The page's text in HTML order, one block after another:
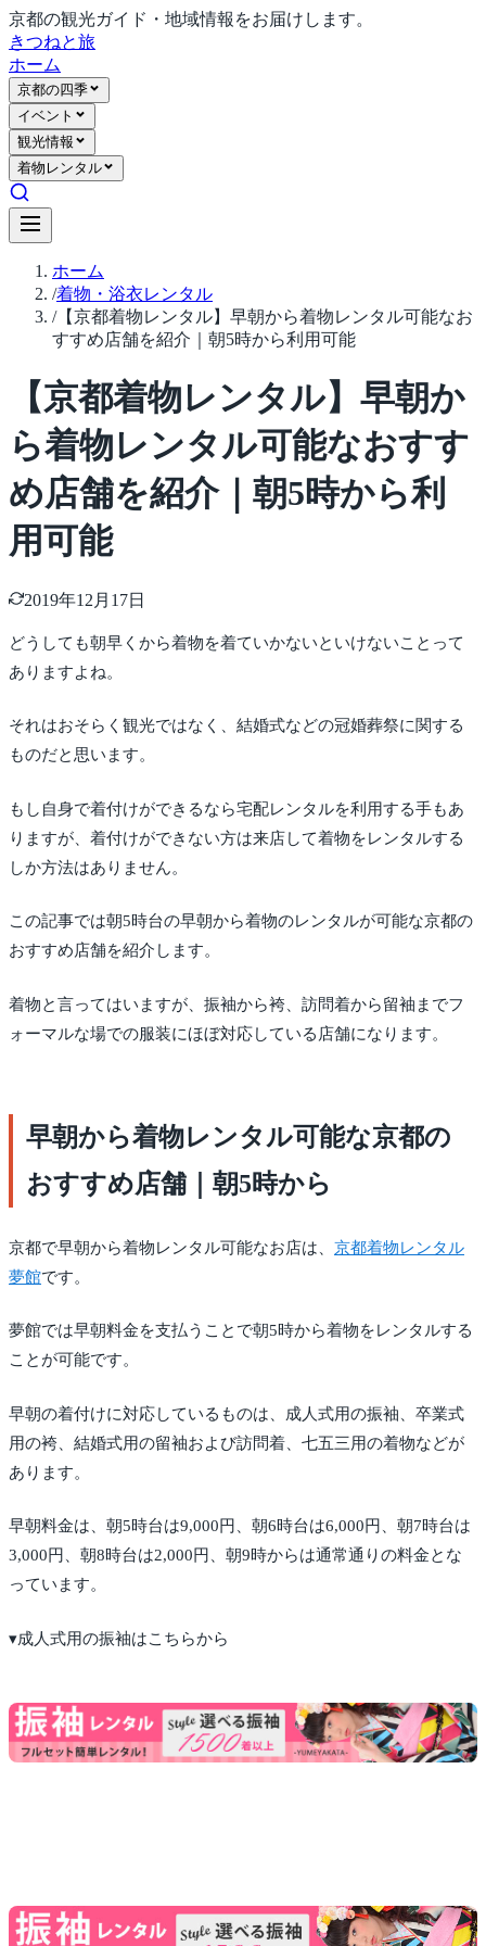
京都の観光ガイド・地域情報をお届けします。
きつねと旅
ホーム
京都の四季
イベント
観光情報
着物レンタル
ホーム
/着物・浴衣レンタル
/【京都着物レンタル】早朝から着物レンタル可能なお
すすめ店舗を紹介｜朝5時から利用可能
【京都着物レンタル】早朝か
ら着物レンタル可能なおすす
め店舗を紹介｜朝5時から利
用可能
2019年12月17日
どうしても朝早くから着物を着ていかないといけないことって
ありますよね。
それはおそらく観光ではなく、結婚式などの冠婚葬祭に関する
ものだと思います。
もし自身で着付けができるなら宅配レンタルを利用する手もあ
りますが、着付けができない方は来店して着物をレンタルする
しか方法はありません。
この記事では朝5時台の早朝から着物のレンタルが可能な京都の
おすすめ店舗を紹介します。
着物と言ってはいますが、振袖から袴、訪問着から留袖までフ
ォーマルな場での服装にほぼ対応している店舗になります。
早朝から着物レンタル可能な京都の
おすすめ店舗｜朝5時から
京都で早朝から着物レンタル可能なお店は、 京都着物レンタル
夢館です。
夢館では早朝料金を支払うことで朝5時から着物をレンタルする
ことが可能です。
早朝の着付けに対応しているものは、成人式用の振袖、卒業式
用の袴、結婚式用の留袖および訪問着、七五三用の着物などが
あります。
早朝料金は、朝5時台は9,000円、朝6時台は6,000円、朝7時台は
3,000円、朝8時台は2,000円、朝9時からは通常通りの料金とな
っています。
▾成人式用の振袖はこちらから